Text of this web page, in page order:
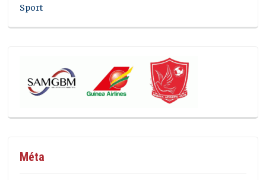
Sport
Méta